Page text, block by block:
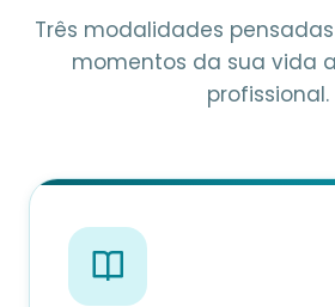
Três modalidades
momentos da sua vida
profissional.